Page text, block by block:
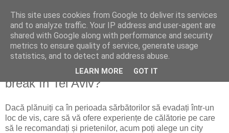
politically correct
joi, 4 noiembrie 2021
Ce puteți vedea cu prilejul unui city
break în Tel Aviv?
Dacă plănuiți ca în perioada sărbătorilor să evadați într-un
loc de vis, care să vă ofere experiențe de călătorie pe care
să le recomandați și prietenilor, acum poți alege un city
This site uses cookies from Google to deliver its services
and to analyze traffic. Your IP address and user-agent are
shared with Google along with performance and security
metrics to ensure quality of service, generate usage
statistics, and to detect and address abuse.
LEARN MORE GOT IT